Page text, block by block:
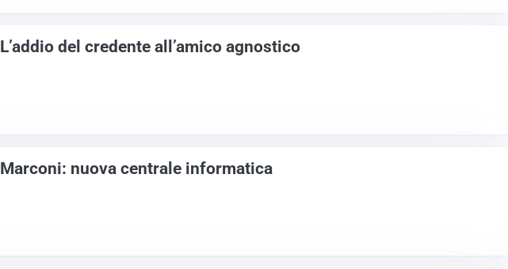
L’addio del credente all’amico agnostico
Marconi: nuova centrale informatica